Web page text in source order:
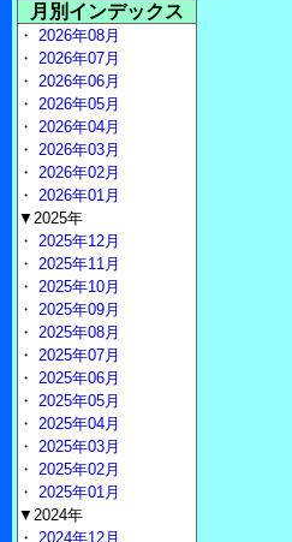
月別インデックス
・ 2026年08月
・ 2026年07月
・ 2026年06月
・ 2026年05月
・ 2026年04月
・ 2026年03月
・ 2026年02月
・ 2026年01月
▼2025年
・ 2025年12月
・ 2025年11月
・ 2025年10月
・ 2025年09月
・ 2025年08月
・ 2025年07月
・ 2025年06月
・ 2025年05月
・ 2025年04月
・ 2025年03月
・ 2025年02月
・ 2025年01月
▼2024年
・ 2024年12月